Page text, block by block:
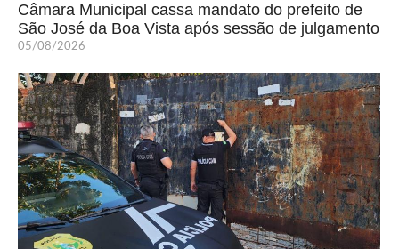
Câmara Municipal cassa mandato do prefeito de
São José da Boa Vista após sessão de julgamento
05/08/2026